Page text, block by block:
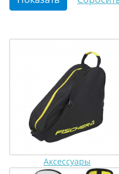
Аксессуары